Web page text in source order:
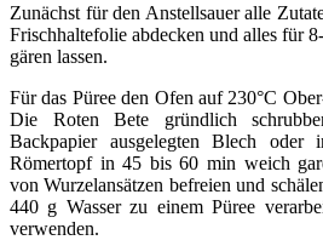
Zunächst für den Anstellsauer alle
Frischhaltefolie abdecken und alles für
gären lassen.
Für das Püree den Ofen auf 230°C
Die Roten Bete gründlich
Backpapier ausgelegten Blech oder
Römertopf in 45 bis 60 min weich
von Wurzelansätzen befreien und
440 g Wasser zu einem Püree
verwenden.